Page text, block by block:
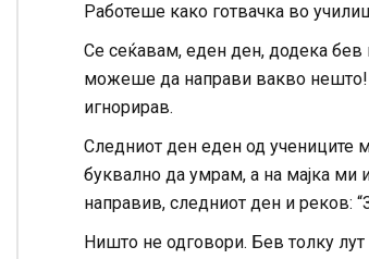
Работеше како готвачка во
Се сеќавам, еден ден, додека
можеше да направи вакво нешто!
игнорирав.
Следниот ден еден од учениците
буквално да умрам, а на мајка ми
направив, следниот ден и реков:
Ништо не одговори. Бев толку